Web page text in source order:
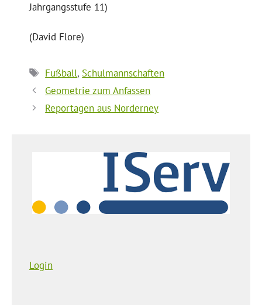
Jahrgangsstufe 11)
(David Flore)
Schlagwörter
Fußball, Schulmannschaften
Geometrie zum Anfassen
Reportagen aus Norderney
Login